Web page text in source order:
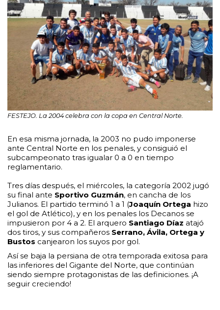
FESTEJO. La 2004 celebra con la copa en Central Norte.
En esa misma jornada, la 2003 no pudo imponerse
ante Central Norte en los penales, y consiguió el
subcampeonato tras igualar 0 a 0 en tiempo
reglamentario.
Tres días después, el miércoles, la categoría 2002 jugó
su final ante Sportivo Guzmán, en cancha de los
Julianos. El partido terminó 1 a 1 (Joaquín Ortega hizo
el gol de Atlético), y en los penales los Decanos se
impusieron por 4 a 2. El arquero Santiago Díaz atajó
dos tiros, y sus compañeros Serrano, Ávila, Ortega y
Bustos canjearon los suyos por gol.
Así se baja la persiana de otra temporada exitosa para
las inferiores del Gigante del Norte, que continúan
siendo siempre protagonistas de las definiciones. ¡A
seguir creciendo!